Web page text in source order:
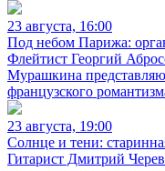
23 августа, 16:00
Под небом Парижа:
Флейтист Георгий
Мурашкина
французского
23 августа, 19:00
Солнце и тени:
Гитарист Дмитрий